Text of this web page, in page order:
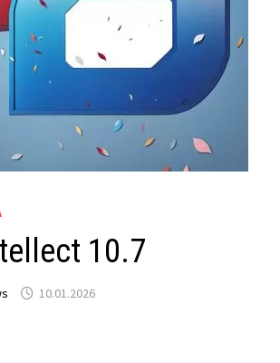
10.7
10.01.2026